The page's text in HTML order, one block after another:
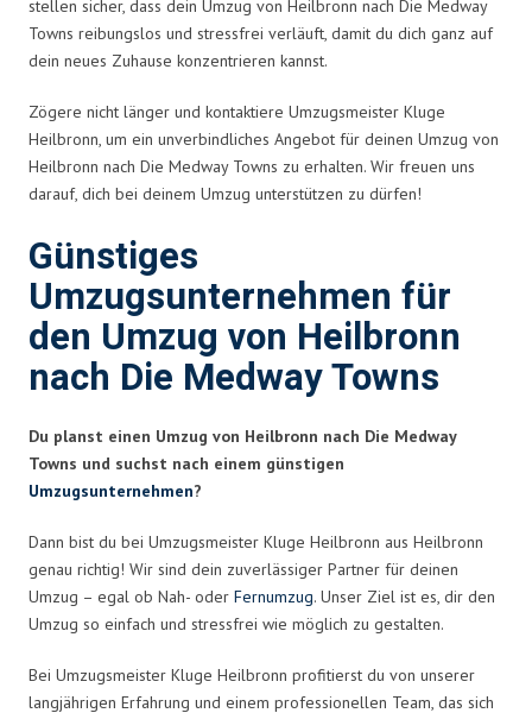
stellen sicher, dass dein Umzug von Heilbronn nach Die Medway
Towns reibungslos und stressfrei verläuft, damit du dich ganz auf
dein neues Zuhause konzentrieren kannst.
Zögere nicht länger und kontaktiere Umzugsmeister Kluge
Heilbronn, um ein unverbindliches Angebot für deinen Umzug von
Heilbronn nach Die Medway Towns zu erhalten. Wir freuen uns
darauf, dich bei deinem Umzug unterstützen zu dürfen!
Günstiges
Umzugsunternehmen für
den Umzug von Heilbronn
nach Die Medway Towns
Du planst einen Umzug von Heilbronn nach Die Medway
Towns und suchst nach einem günstigen
Umzugsunternehmen?
Dann bist du bei Umzugsmeister Kluge Heilbronn aus Heilbronn
genau richtig! Wir sind dein zuverlässiger Partner für deinen
Umzug – egal ob Nah- oder Fernumzug. Unser Ziel ist es, dir den
Umzug so einfach und stressfrei wie möglich zu gestalten.
Bei Umzugsmeister Kluge Heilbronn profitierst du von unserer
langjährigen Erfahrung und einem professionellen Team, das sich